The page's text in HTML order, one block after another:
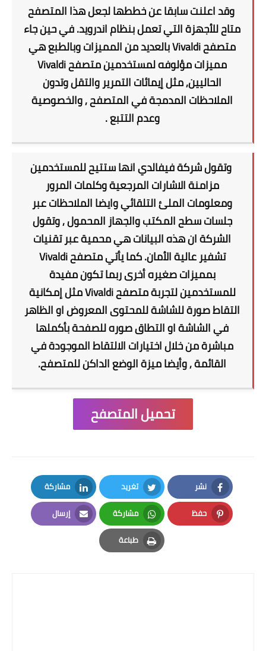
وقد اعلنت سابقا عن خططها لجعل هذا المتصفح
متاح للأجهزة التي تعمل بنظام اندرويد. في حين جاء
متصفح Vivaldi بالعديد من المميزات وبالطبع هي
مميزات مؤلوفه لمستخدمين متصفح Vivaldi
الحاليين, مثل إيمائات التمرير والتقل وتدون
الملاحظات المدمجة في المتصفح , والخصوصية
وعدم التتبع .
وتقول شركة فيفالدي انها ستتيح للمستخدمين
مزامنة الاشارات المرجعية وكلمات المرور
ومعلومات الملئ التلقائي وايضا الملاحظات عبر
جلسات سطح المكتب والجهاز المحمول , وتقول
الشركة ان هذه البيانات هي محمية عبر تقنيات
تشفير عالية الأمان. كما يأتي متصفح Vivaldi
بمميزات صغيره أخرى ربما تكون مفيدة
للمستخدمين لتجربة متصفح Vivaldi مثل إمكانية
التقاط صورة للشاشة للمحتوى المعروض او الظاهر
في الشاشة او التطاق صوره للصفحة بأكملها
مباشرة من خلال اختيارات الالتقاط الموجودة في
القائمة , وأيضا ميزة الوضع الداكن للمتصفح.
تحميل المتصفح
نشر
Facebook
تغريد
Twitter
مشاركة
LinkedIn
حفظ
Pinterest
مشاركة
Whatsapp
إرسال
Email
طباعة
Print